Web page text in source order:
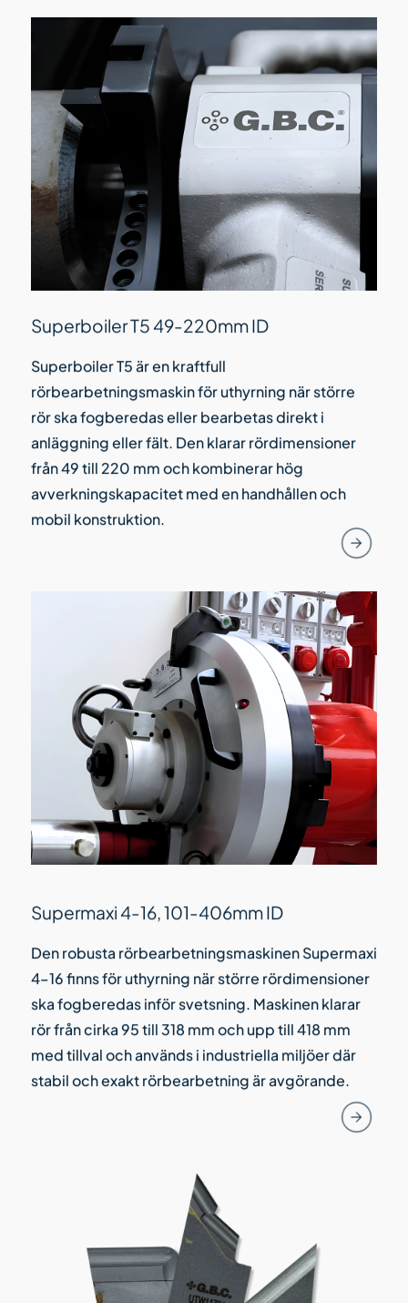
Superboiler T5 49-220mm ID
Superboiler T5 är en kraftfull
rörbearbetningsmaskin för uthyrning när större
rör ska fogberedas eller bearbetas direkt i
anläggning eller fält. Den klarar rördimensioner
från 49 till 220 mm och kombinerar hög
avverkningskapacitet med en handhållen och
mobil konstruktion.
Supermaxi 4-16, 101-406mm ID
Den robusta rörbearbetningsmaskinen Supermaxi
4–16 finns för uthyrning när större rördimensioner
ska fogberedas inför svetsning. Maskinen klarar
rör från cirka 95 till 318 mm och upp till 418 mm
med tillval och används i industriella miljöer där
stabil och exakt rörbearbetning är avgörande.